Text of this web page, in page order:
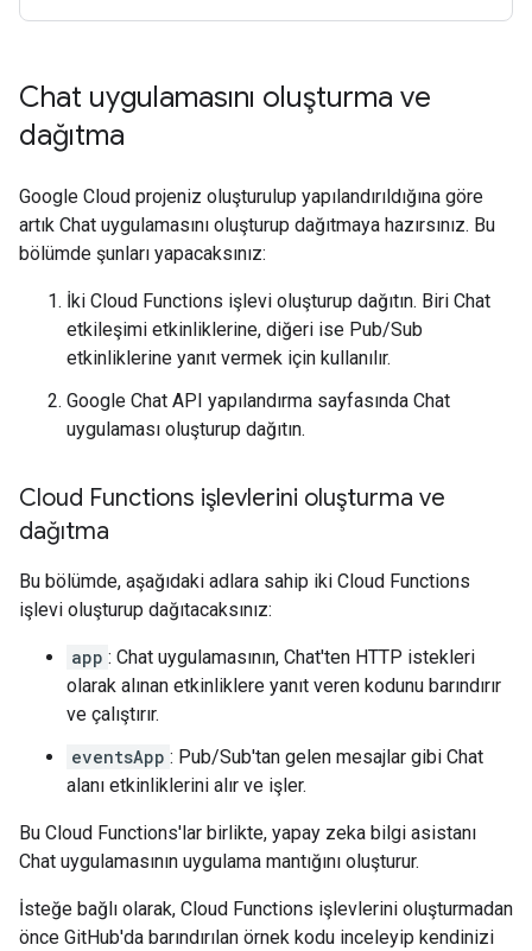
Chat uygulamasını oluşturma ve
dağıtma
Google Cloud projeniz oluşturulup yapılandırıldığına göre
artık Chat uygulamasını oluşturup dağıtmaya hazırsınız. Bu
bölümde şunları yapacaksınız:
İki Cloud Functions işlevi oluşturup dağıtın. Biri Chat
etkileşimi etkinliklerine, diğeri ise Pub/Sub
etkinliklerine yanıt vermek için kullanılır.
Google Chat API yapılandırma sayfasında Chat
uygulaması oluşturup dağıtın.
Cloud Functions işlevlerini oluşturma ve
dağıtma
Bu bölümde, aşağıdaki adlara sahip iki Cloud Functions
işlevi oluşturup dağıtacaksınız:
app : Chat uygulamasının, Chat'ten HTTP istekleri
olarak alınan etkinliklere yanıt veren kodunu barındırır
ve çalıştırır.
eventsApp : Pub/Sub'tan gelen mesajlar gibi Chat
alanı etkinliklerini alır ve işler.
Bu Cloud Functions'lar birlikte, yapay zeka bilgi asistanı
Chat uygulamasının uygulama mantığını oluşturur.
İsteğe bağlı olarak, Cloud Functions işlevlerini oluşturmadan
önce GitHub'da barındırılan örnek kodu inceleyip kendinizi